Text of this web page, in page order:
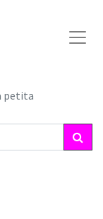
petita